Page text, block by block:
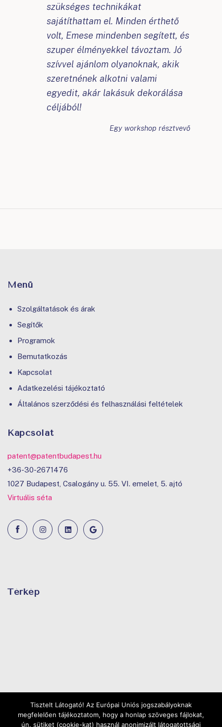
szükséges technikákat
sajátíthattam el. Minden érthető
volt, Emese mindenben segített, és
szuper élményekkel távoztam. Jó
szívvel ajánlom olyanoknak, akik
szeretnének alkotni valami
egyedit, akár lakásuk dekorálása
céljából!
Egy workshop résztvevő
Menü
Szolgáltatások és árak
Segítők
Programok
Bemutatkozás
Kapcsolat
Adatkezelési tájékoztató
Általános szerződési és felhasználási feltételek
Kapcsolat
patent@patentbudapest.hu
+36-30-2671476
1027 Budapest, Csalogány u. 55. VI. emelet, 5. ajtó
Virtuális séta
Térkép
Tisztelt Látogató! Az Európai Uniós jogszabályoknak
megfelelően tájékoztatom, hogy a honlap szöveges fájlokat,
ún. sütiket (cookie-kat) használ anonimizált látogatottsági